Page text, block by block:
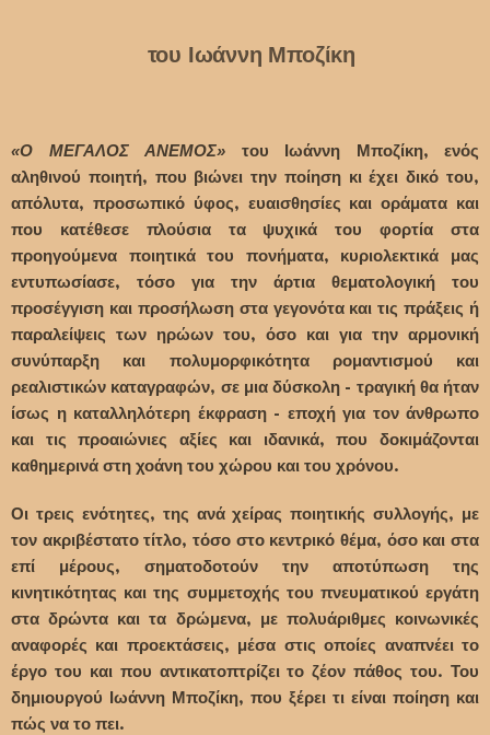
του Ιωάννη Μποζίκη
«Ο ΜΕΓΑΛΟΣ ΑΝΕΜΟΣ» του Ιωάννη Μποζίκη, ενός
αληθινού ποιητή, που βιώνει την ποίηση κι έχει δικό του,
απόλυτα, προσωπικό ύφος, ευαισθησίες και οράματα και
που κατέθεσε πλούσια τα ψυχικά του φορτία στα
προηγούμενα ποιητικά του πονήματα, κυριολεκτικά μας
εντυπωσίασε, τόσο για την άρτια θεματολογική του
προσέγγιση και προσήλωση στα γεγονότα και τις πράξεις ή
παραλείψεις των ηρώων του, όσο και για την αρμονική
συνύπαρξη και πολυμορφικότητα ρομαντισμού και
ρεαλιστικών καταγραφών, σε μια δύσκολη - τραγική θα ήταν
ίσως η καταλληλότερη έκφραση - εποχή για τον άνθρωπο
και τις προαιώνιες αξίες και ιδανικά, που δοκιμάζονται
καθημερινά στη χοάνη του χώρου και του χρόνου.
Οι τρεις ενότητες, της ανά χείρας ποιητικής συλλογής, με
τον ακριβέστατο τίτλο, τόσο στο κεντρικό θέμα, όσο και στα
επί μέρους, σηματοδοτούν την αποτύπωση της
κινητικότητας και της συμμετοχής του πνευματικού εργάτη
στα δρώντα και τα δρώμενα, με πολυάριθμες κοινωνικές
αναφορές και προεκτάσεις, μέσα στις οποίες αναπνέει το
έργο του και που αντικατοπτρίζει το ζέον πάθος του. Του
δημιουργού Ιωάννη Μποζίκη, που ξέρει τι είναι ποίηση και
πώς να το πει.